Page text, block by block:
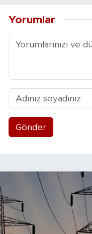
Yorumlar
Gönder